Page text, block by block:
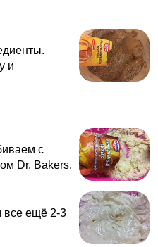
и
с
Dr. Bakers.
все ещё 2-3